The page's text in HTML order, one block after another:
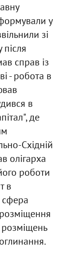
у
зі
справ із
- робота в
в
де
Східній
олігарха
роботи
в
сфера
розміщення
розміщень